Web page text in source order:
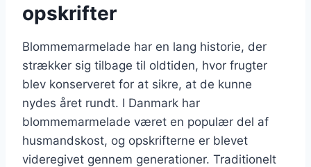
opskrifter
Blommemarmelade har en lang historie, der
strækker sig tilbage til oldtiden, hvor frugter
blev konserveret for at sikre, at de kunne
nydes året rundt. I Danmark har
blommemarmelade været en populær del af
husmandskost, og opskrifterne er blevet
videregivet gennem generationer. Traditionelt